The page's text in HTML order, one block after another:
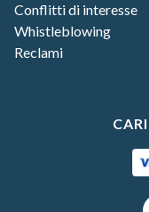
Conflitti di interesse
Whistleblowing
Reclami